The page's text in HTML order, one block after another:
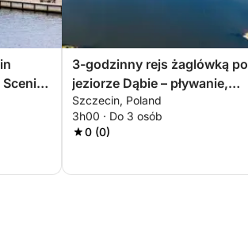
Scenic
3-godzinny rejs żaglówką po
jeziorze Dąbie – pływanie,
żeglowanie i relaks
Szczecin, Poland
3h00 · Do 3 osób
0 (0)